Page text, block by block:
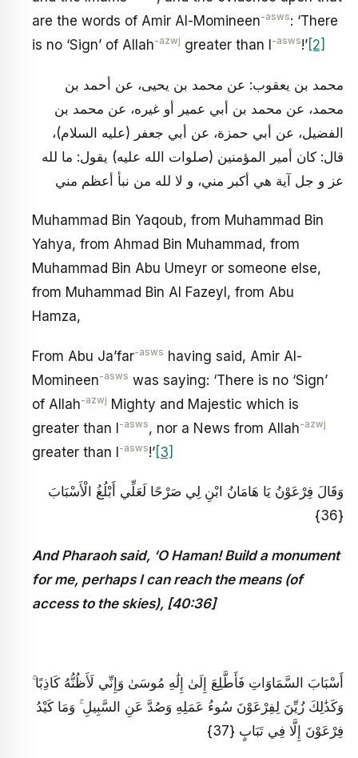
are the words of Amir Al-Momineen-asws: ‘There
is no ‘Sign’ of Allah-azwj greater than I -asws!’ [2]
محمد بن يعقوب: عن محمد بن يحيى، عن أحمد بن
محمد، عن محمد بن أبي عمير أو غيره، عن محمد بن
الفضيل، عن أبي حمزة، عن أبي جعفر (عليه السلام)،
قال: كان أمير المؤمنين (صلوات الله عليه) يقول: ما لله
عز و جل آية هي أكبر مني، و لا لله من نبأ أعظم مني
Muhammad Bin Yaqoub, from Muhammad Bin
Yahya, from Ahmad Bin Muhammad, from
Muhammad Bin Abu Umeyr or someone else,
from Muhammad Bin Al Fazeyl, from Abu
Hamza,
From Abu Ja’far-asws having said, Amir Al-
Momineen-asws was saying: ‘There is no ‘Sign’
of Allah-azwj Mighty and Majestic which is
greater than I-asws, nor a News from Allah-azwj
greater than I-asws!’[3]
وَقَالَ فِرْعَوْنُ يَا هَامَانُ ابْنِ لِي صَرْحًا لَعَلِّي أَبْلُغُ الْأَسْبَابَ
{36}
And Pharaoh said, ‘O Haman! Build a monument
for me, perhaps I can reach the means (of
access to the skies), [40:36]
أَسْبَابَ السَّمَاوَاتِ فَأَطَّلِعَ إِلَىٰ إِلَٰهِ مُوسَىٰ وَإِنِّي لَأَظُنُّهُ كَاذِبًا ۚ
وَكَذَٰلِكَ زُيِّنَ لِفِرْعَوْنَ سُوءُ عَمَلِهِ وَصُدَّ عَنِ السَّبِيلِ ۚ وَمَا كَيْدُ
فِرْعَوْنَ إِلَّا فِي تَبَابٍ {37}